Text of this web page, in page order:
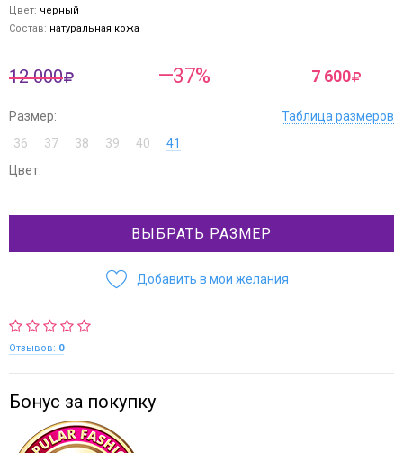
Цвет: черный
Состав: натуральная кожа
12 000 —37% 7 600
Размер:
Таблица размеров
36
37 38 39 40
41
Цвет:
ВЫБРАТЬ РАЗМЕР
Добавить в мои желания
Отзывов: 0
Бонус за покупку